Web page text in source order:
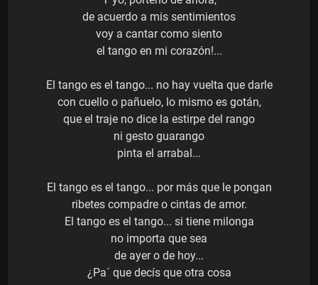
de acuerdo a mis sentimientos
voy a cantar como siento
el tango en mi corazón!...
El tango es el tango... no hay vuelta que darle
con cuello o pañuelo, lo mismo es gotán,
que el traje no dice la estirpe del rango
ni gesto guarango
pinta el arrabal...
El tango es el tango... por más que le pongan
ribetes compadre o cintas de amor.
El tango es el tango... si tiene milonga
no importa que sea
de ayer o de hoy...
¿Pa´ que decís que otra cosa